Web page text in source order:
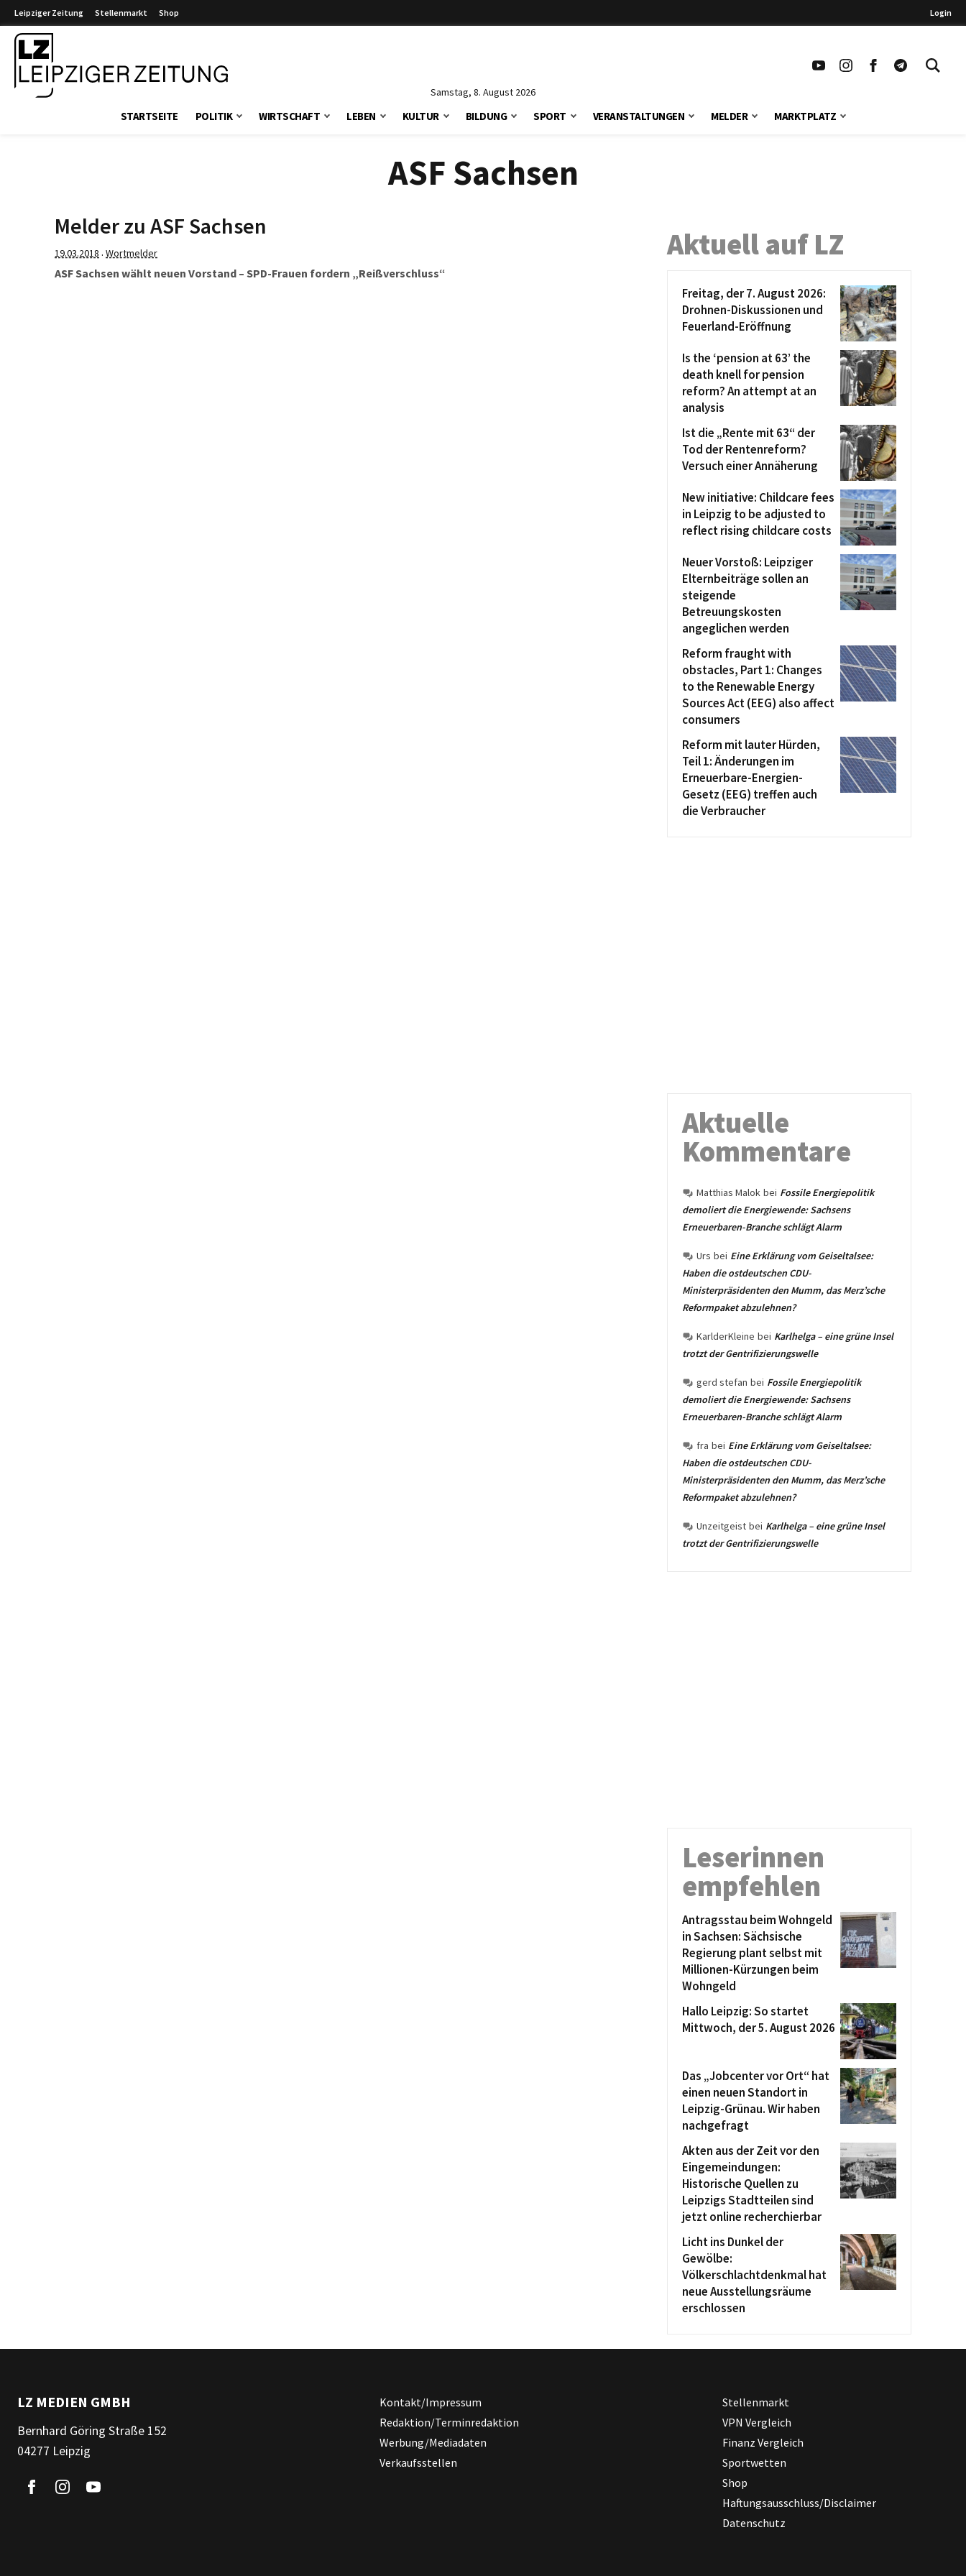
Leipziger Zeitung Stellenmarkt Shop Login
Samstag, 8. August 2026
STARTSEITE POLITIK WIRTSCHAFT LEBEN KULTUR BILDUNG SPORT VERANSTALTUNGEN MELDER MARKTPLATZ
ASF Sachsen
Melder zu ASF Sachsen
19.03.2018 · Wortmelder
ASF Sachsen wählt neuen Vorstand – SPD-Frauen fordern „Reißverschluss“
Aktuell auf LZ
Freitag, der 7. August 2026:
Drohnen-Diskussionen und
Feuerland-Eröffnung
Is the ‘pension at 63’ the
death knell for pension
reform? An attempt at an
analysis
Ist die „Rente mit 63“ der
Tod der Rentenreform?
Versuch einer Annäherung
New initiative: Childcare fees
in Leipzig to be adjusted to
reflect rising childcare costs
Neuer Vorstoß: Leipziger
Elternbeiträge sollen an
steigende
Betreuungskosten
angeglichen werden
Reform fraught with
obstacles, Part 1: Changes
to the Renewable Energy
Sources Act (EEG) also affect
consumers
Reform mit lauter Hürden,
Teil 1: Änderungen im
Erneuerbare-Energien-
Gesetz (EEG) treffen auch
die Verbraucher
Aktuelle
Kommentare
Matthias Malok bei Fossile Energiepolitik
demoliert die Energiewende: Sachsens
Erneuerbaren-Branche schlägt Alarm
Urs bei Eine Erklärung vom Geiseltalsee:
Haben die ostdeutschen CDU-
Ministerpräsidenten den Mumm, das Merz’sche
Reformpaket abzulehnen?
KarlderKleine bei Karlhelga – eine grüne Insel
trotzt der Gentrifizierungswelle
gerd stefan bei Fossile Energiepolitik
demoliert die Energiewende: Sachsens
Erneuerbaren-Branche schlägt Alarm
fra bei Eine Erklärung vom Geiseltalsee:
Haben die ostdeutschen CDU-
Ministerpräsidenten den Mumm, das Merz’sche
Reformpaket abzulehnen?
Unzeitgeist bei Karlhelga – eine grüne Insel
trotzt der Gentrifizierungswelle
Leserinnen
empfehlen
Antragsstau beim Wohngeld
in Sachsen: Sächsische
Regierung plant selbst mit
Millionen-Kürzungen beim
Wohngeld
Hallo Leipzig: So startet
Mittwoch, der 5. August 2026
Das „Jobcenter vor Ort“ hat
einen neuen Standort in
Leipzig-Grünau. Wir haben
nachgefragt
Akten aus der Zeit vor den
Eingemeindungen:
Historische Quellen zu
Leipzigs Stadtteilen sind
jetzt online recherchierbar
Licht ins Dunkel der
Gewölbe:
Völkerschlachtdenkmal hat
neue Ausstellungsräume
erschlossen
LZ MEDIEN GMBH
Bernhard Göring Straße 152
04277 Leipzig
Kontakt/Impressum
Redaktion/Terminredaktion
Werbung/Mediadaten
Verkaufsstellen
Stellenmarkt
VPN Vergleich
Finanz Vergleich
Sportwetten
Shop
Haftungsausschluss/Disclaimer
Datenschutz